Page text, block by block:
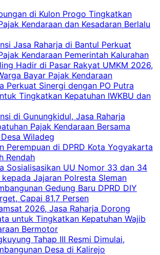
di Kulon Progo Tingkatkan
Kendaraan dan Kesadaran Berlalu
Jasa Raharja di Bantul Perkuat
Kendaraan Pemerintah Kalurahan
Hadir di Pasar Rakyat UMKM 2026,
Bayar Pajak Kendaraan
Perkuat Sinergi dengan PO Putra
Tingkatkan Kepatuhan IWKBU dan
di Gunungkidul, Jasa Raharja
Pajak Kendaraan Bersama
Wiladeg
Perempuan di DPRD Kota Yogyakarta
Rendah
Sosialisasikan UU Nomor 33 dan 34
kepada Jajaran Polresta Sleman
Gedung Baru DPRD DIY
Capai 81,7 Persen
2026, Jasa Raharja Dorong
untuk Tingkatkan Kepatuhan Wajib
Bermotor
Tahap III Resmi Dimulai,
Desa di Kalirejo